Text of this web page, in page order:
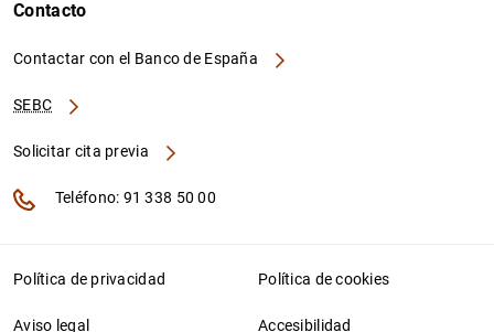
Contacto
Contactar con el Banco de España
SEBC
Solicitar cita previa
Teléfono: 91 338 50 00
Política de privacidad Política de cookies
Aviso legal Accesibilidad